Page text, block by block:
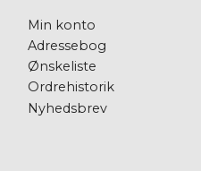
Min konto
Adressebog
Ønskeliste
Ordrehistorik
Nyhedsbrev